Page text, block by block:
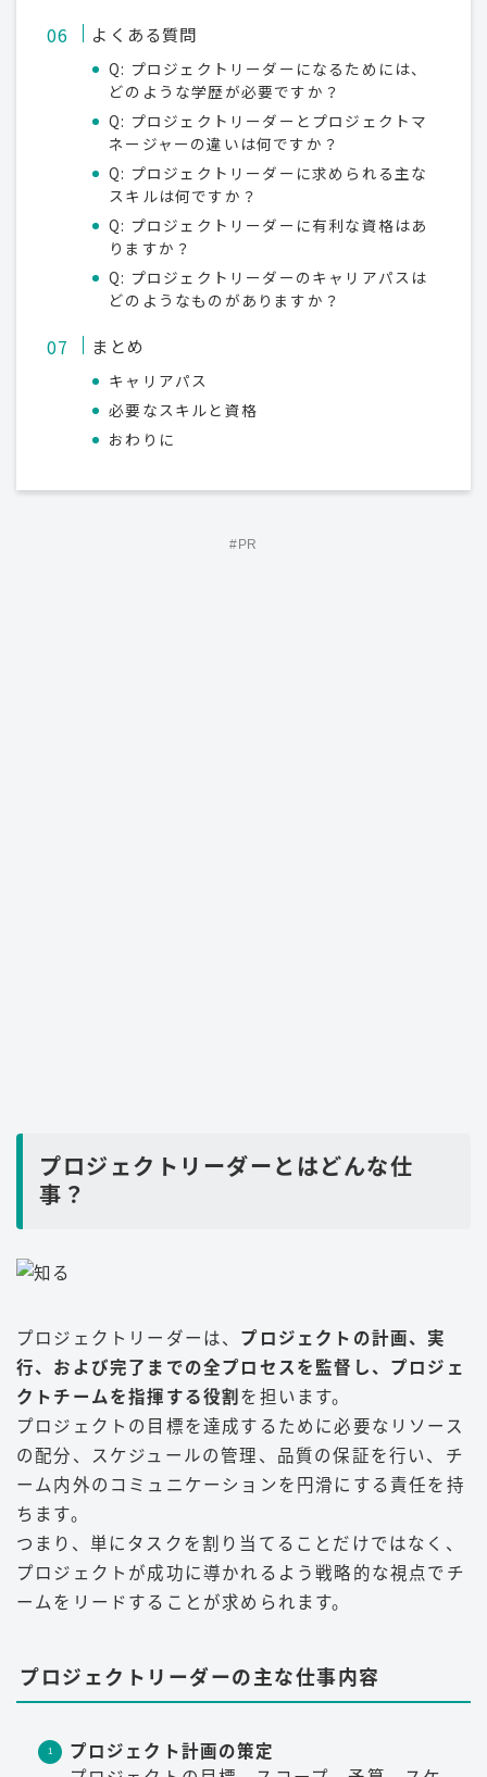
よくある質問
Q: プロジェクトリーダーになるためには、
どのような学歴が必要ですか？
Q: プロジェクトリーダーとプロジェクトマ
ネージャーの違いは何ですか？
Q: プロジェクトリーダーに求められる主な
スキルは何ですか？
Q: プロジェクトリーダーに有利な資格はあ
りますか？
Q: プロジェクトリーダーのキャリアパスは
どのようなものがありますか？
まとめ
キャリアパス
必要なスキルと資格
おわりに
#PR
プロジェクトリーダーとはどんな仕
事？
プロジェクトリーダーは、 プロジェクトの計画、実
行、および完了までの全プロセスを監督し、プロジェ
クトチームを指揮する役割 を担います。
プロジェクトの目標を達成するために必要なリソース
の配分、スケジュールの管理、品質の保証を行い、チ
ーム内外のコミュニケーションを円滑にする責任を持
ちます。
つまり、単にタスクを割り当てることだけではなく、
プロジェクトが成功に導かれるよう戦略的な視点でチ
ームをリードすることが求められます。
プロジェクトリーダーの主な仕事内容
プロジェクト計画の策定